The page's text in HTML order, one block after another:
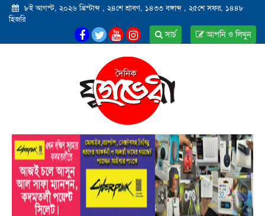
৮ই আগস্ট, ২০২৬ খ্রিস্টাব্দ , ২৪শে শ্রাবণ, ১৪৩৩ বঙ্গাব্দ , ২৫শে সফর, ১৪৪৮
হিজরি
আপনি ও লিখুন
সার্চ